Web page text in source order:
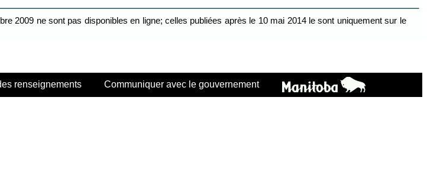
2009 ne sont pas disponibles en ligne; celles publiées après le 10 mai 2014 le sont uniquement sur le
renseignements Communiquer avec le gouvernement